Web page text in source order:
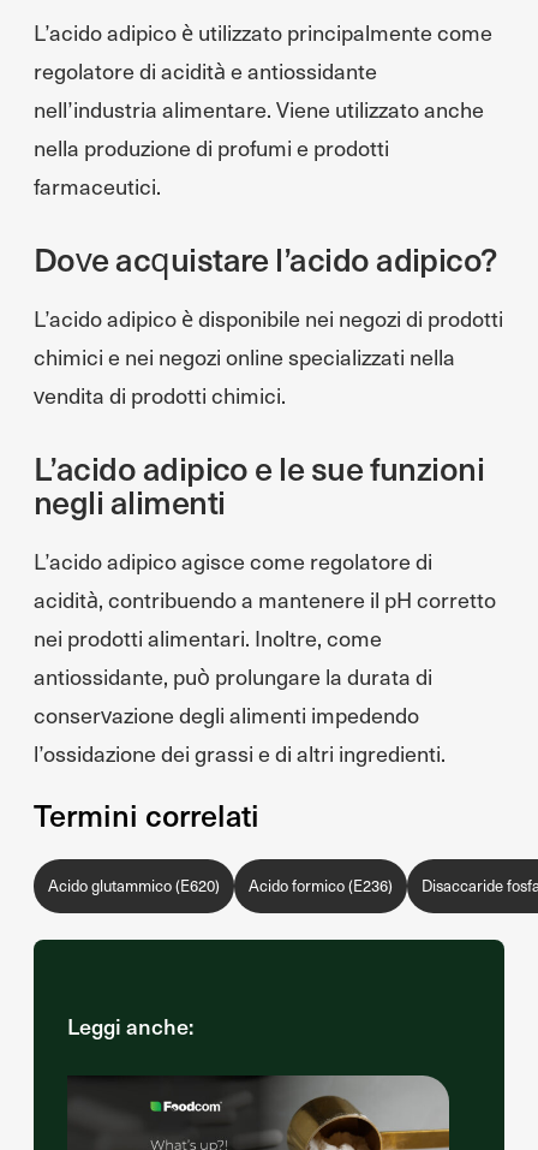
L’acido adipico è utilizzato principalmente come
regolatore di acidità e antiossidante
nell’industria alimentare. Viene utilizzato anche
nella produzione di profumi e prodotti
farmaceutici.
Dove acquistare l’acido adipico?
L’acido adipico è disponibile nei negozi di prodotti
chimici e nei negozi online specializzati nella
vendita di prodotti chimici.
L’acido adipico e le sue funzioni
negli alimenti
L’acido adipico agisce come regolatore di
acidità, contribuendo a mantenere il pH corretto
nei prodotti alimentari. Inoltre, come
antiossidante, può prolungare la durata di
conservazione degli alimenti impedendo
l’ossidazione dei grassi e di altri ingredienti.
Termini correlati
Acido glutammico (E620) Acido formico (E236) Disaccaride
Leggi anche: